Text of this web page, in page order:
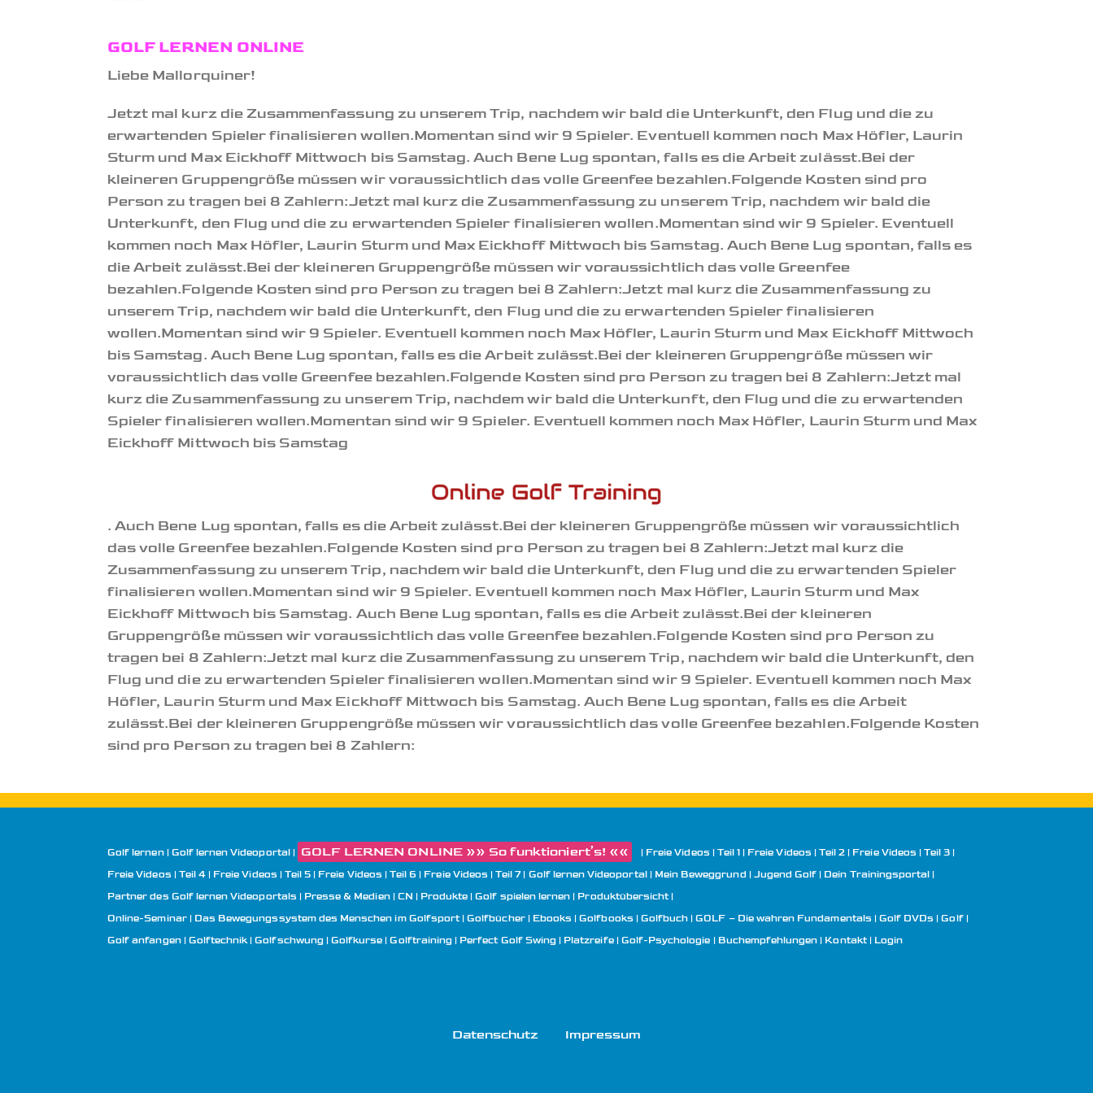
GOLF LERNEN ONLINE
Liebe Mallorquiner!
Jetzt mal kurz die Zusammenfassung zu unserem Trip, nachdem wir bald die Unterkunft, den Flug und die zu
erwartenden Spieler finalisieren wollen.Momentan sind wir 9 Spieler. Eventuell kommen noch Max Höfler, Laurin
Sturm und Max Eickhoff Mittwoch bis Samstag. Auch Bene Lug spontan, falls es die Arbeit zulässt.Bei der
kleineren Gruppengröße müssen wir voraussichtlich das volle Greenfee bezahlen.Folgende Kosten sind pro
Person zu tragen bei 8 Zahlern:Jetzt mal kurz die Zusammenfassung zu unserem Trip, nachdem wir bald die
Unterkunft, den Flug und die zu erwartenden Spieler finalisieren wollen.Momentan sind wir 9 Spieler. Eventuell
kommen noch Max Höfler, Laurin Sturm und Max Eickhoff Mittwoch bis Samstag. Auch Bene Lug spontan, falls es
die Arbeit zulässt.Bei der kleineren Gruppengröße müssen wir voraussichtlich das volle Greenfee
bezahlen.Folgende Kosten sind pro Person zu tragen bei 8 Zahlern:Jetzt mal kurz die Zusammenfassung zu
unserem Trip, nachdem wir bald die Unterkunft, den Flug und die zu erwartenden Spieler finalisieren
wollen.Momentan sind wir 9 Spieler. Eventuell kommen noch Max Höfler, Laurin Sturm und Max Eickhoff Mittwoch
bis Samstag. Auch Bene Lug spontan, falls es die Arbeit zulässt.Bei der kleineren Gruppengröße müssen wir
voraussichtlich das volle Greenfee bezahlen.Folgende Kosten sind pro Person zu tragen bei 8 Zahlern:Jetzt mal
kurz die Zusammenfassung zu unserem Trip, nachdem wir bald die Unterkunft, den Flug und die zu erwartenden
Spieler finalisieren wollen.Momentan sind wir 9 Spieler. Eventuell kommen noch Max Höfler, Laurin Sturm und Max
Eickhoff Mittwoch bis Samstag
. Auch Bene Lug spontan, falls es die Arbeit zulässt.Bei der kleineren Gruppengröße müssen wir voraussichtlich
das volle Greenfee bezahlen.Folgende Kosten sind pro Person zu tragen bei 8 Zahlern:Jetzt mal kurz die
Zusammenfassung zu unserem Trip, nachdem wir bald die Unterkunft, den Flug und die zu erwartenden Spieler
finalisieren wollen.Momentan sind wir 9 Spieler. Eventuell kommen noch Max Höfler, Laurin Sturm und Max
Eickhoff Mittwoch bis Samstag. Auch Bene Lug spontan, falls es die Arbeit zulässt.Bei der kleineren
Gruppengröße müssen wir voraussichtlich das volle Greenfee bezahlen.Folgende Kosten sind pro Person zu
tragen bei 8 Zahlern:Jetzt mal kurz die Zusammenfassung zu unserem Trip, nachdem wir bald die Unterkunft, den
Flug und die zu erwartenden Spieler finalisieren wollen.Momentan sind wir 9 Spieler. Eventuell kommen noch Max
Höfler, Laurin Sturm und Max Eickhoff Mittwoch bis Samstag. Auch Bene Lug spontan, falls es die Arbeit
zulässt.Bei der kleineren Gruppengröße müssen wir voraussichtlich das volle Greenfee bezahlen.Folgende Kosten
sind pro Person zu tragen bei 8 Zahlern:
Golf lernen Golf lernen Videoportal GOLF LERNEN ONLINE »» So funktioniert’s! «« Freie Videos | Teil 1 Freie Videos | Teil 2
Freie Videos | Teil 3
Freie Videos | Teil 4
Freie Videos | Teil 5 Freie Videos | Teil 6 Freie Videos | Teil 7 Golf lernen Videoportal | Mein Beweggrund
Jugend Golf | Dein Trainingsportal
Partner des Golf lernen Videoportals
Presse & Medien CN Produkte
Golf spielen lernen | Produktübersicht
Online-Seminar | Das Bewegungssystem des Menschen im Golfsport
Golfbücher | Ebooks | Golfbooks Golfbuch | GOLF – Die wahren Fundamentals Golf DVDs
Golf
Golf anfangen
Golftechnik Golfschwung Golfkurse Golftraining Perfect Golf Swing Platzreife Golf-Psychologie Buchempfehlungen Kontakt Login
Datenschutz Impressum